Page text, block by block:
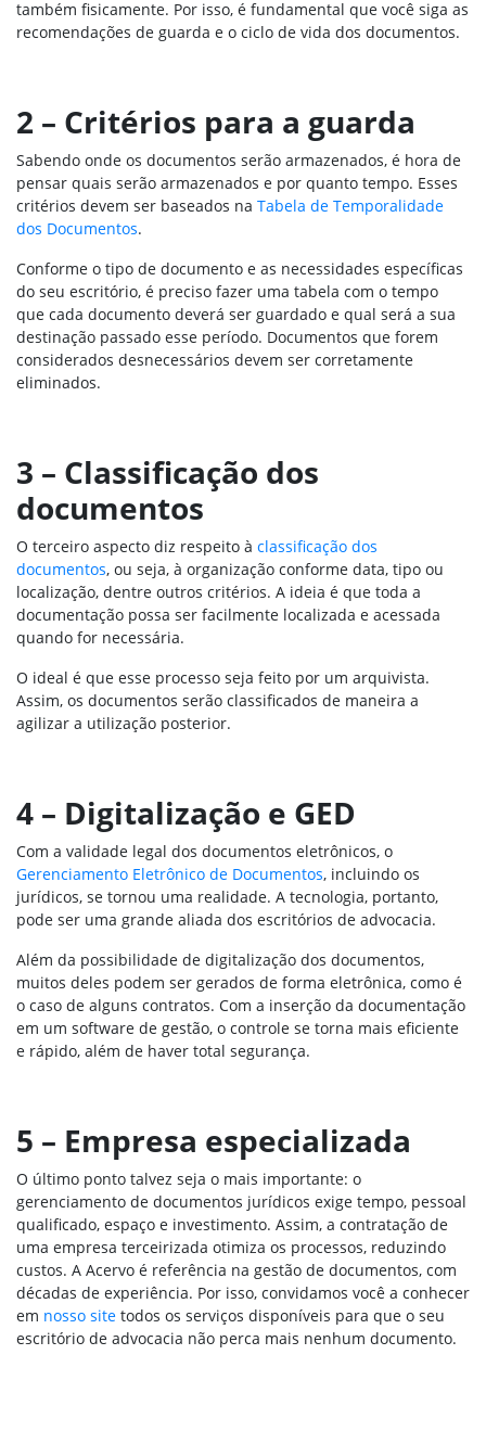
também fisicamente. Por isso, é fundamental que você siga as
recomendações de guarda e o ciclo de vida dos documentos.
2 – Critérios para a guarda
Sabendo onde os documentos serão armazenados, é hora de
pensar quais serão armazenados e por quanto tempo. Esses
critérios devem ser baseados na Tabela de Temporalidade
dos Documentos.
Conforme o tipo de documento e as necessidades específicas
do seu escritório, é preciso fazer uma tabela com o tempo
que cada documento deverá ser guardado e qual será a sua
destinação passado esse período. Documentos que forem
considerados desnecessários devem ser corretamente
eliminados.
3 – Classificação dos
documentos
O terceiro aspecto diz respeito à classificação dos
documentos, ou seja, à organização conforme data, tipo ou
localização, dentre outros critérios. A ideia é que toda a
documentação possa ser facilmente localizada e acessada
quando for necessária.
O ideal é que esse processo seja feito por um arquivista.
Assim, os documentos serão classificados de maneira a
agilizar a utilização posterior.
4 – Digitalização e GED
Com a validade legal dos documentos eletrônicos, o
Gerenciamento Eletrônico de Documentos, incluindo os
jurídicos, se tornou uma realidade. A tecnologia, portanto,
pode ser uma grande aliada dos escritórios de advocacia.
Além da possibilidade de digitalização dos documentos,
muitos deles podem ser gerados de forma eletrônica, como é
o caso de alguns contratos. Com a inserção da documentação
em um software de gestão, o controle se torna mais eficiente
e rápido, além de haver total segurança.
5 – Empresa especializada
O último ponto talvez seja o mais importante: o
gerenciamento de documentos jurídicos exige tempo, pessoal
qualificado, espaço e investimento. Assim, a contratação de
uma empresa terceirizada otimiza os processos, reduzindo
custos. A Acervo é referência na gestão de documentos, com
décadas de experiência. Por isso, convidamos você a conhecer
em nosso site todos os serviços disponíveis para que o seu
escritório de advocacia não perca mais nenhum documento.